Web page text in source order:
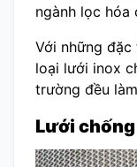
ngành lọc
Với những đặc
loại lưới inox
trường đều
Lưới